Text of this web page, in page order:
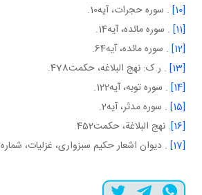
[10]
. سوره حجرات، آيه10.
[11]
. سوره مائده، آيه14.
[12]
. سوره مائده، آيه64.
[13]
. ر.ک: نهج البلاغه، حکمت478.
[14]
. سوره توبه، آيه122.
[15]
. سوره مدثر، آيه2.
[16]
. نهج البلاغة، حکمت452.
[17]
. ديوان اشعار حکيم سبزواری، غزليات، شماره152.